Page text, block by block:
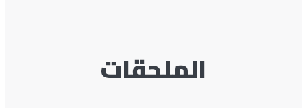
الملحقات